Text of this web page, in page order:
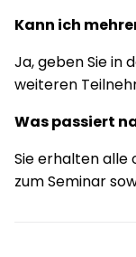
Kann ich
Ja, geben Sie in
weiteren
Was passiert
Sie erhalten
zum Seminar